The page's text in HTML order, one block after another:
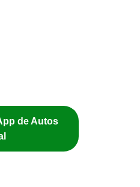
de Autos